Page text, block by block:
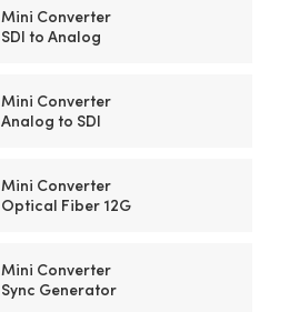
Mini Converter
SDI to Analog
Mini Converter
Analog to SDI
Mini Converter
Optical Fiber 12G
Mini Converter
Sync Generator